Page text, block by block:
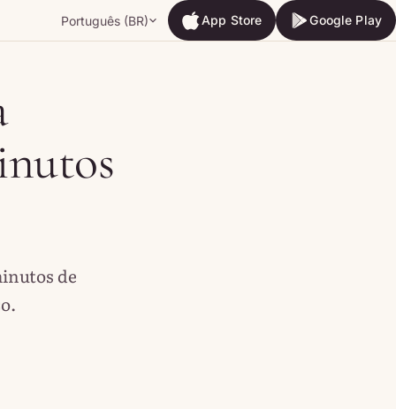
Português (BR) App Store
App Store
Google Play
Google Play
de